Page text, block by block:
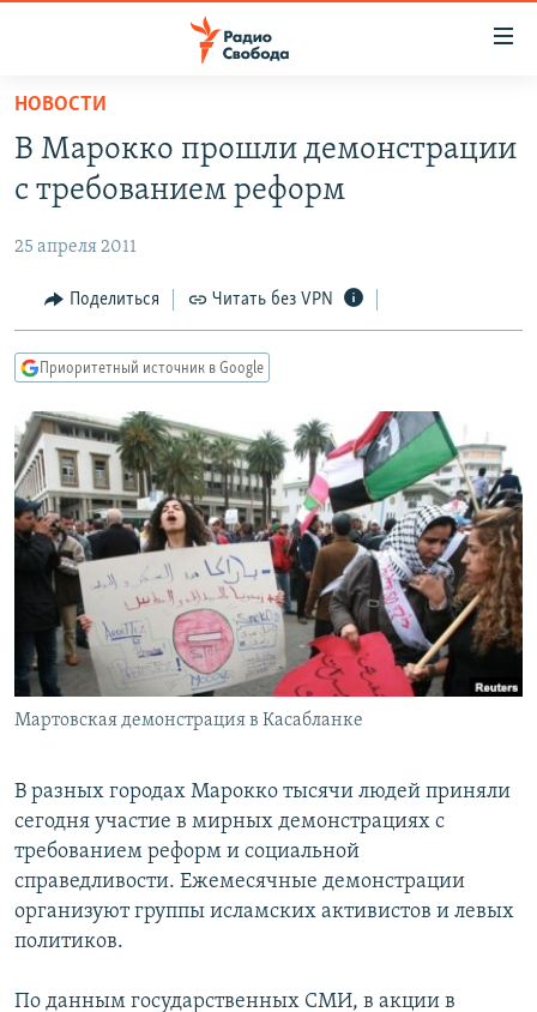
упрощенного
доступа
Вернуться
основному
Вернутся
главной
навигации
Вернутся
поиску
ПОДКАСТЫ
АВТОРСКИЕ ПРОЕКТЫ
ЦИТАТЫ СВОБОДЫ
МНЕНИЯ
IDEL.РЕАЛИИ
КАВКАЗ.РЕАЛИИ
СЕВЕР.РЕАЛИИ
СИБИРЬ.РЕАЛИИ
РАСПИСАНИЕ ВЕЩАНИЯ
ПОДПИШИТЕСЬ НА РАССЫЛКУ
СОЦИАЛЬНЫЕ СЕТИ
Все сайты РСЕ/РС
НОВОСТИ
В Марокко прошли демонстрации
с требованием реформ
25 апреля 2011
Поделиться Читать без VPN
Приоритетный источник в Google
Мартовская демонстрация в Касабланке
В разных городах Марокко тысячи людей приняли
сегодня участие в мирных демонстрациях с
требованием реформ и социальной
справедливости. Ежемесячные демонстрации
организуют группы исламских активистов и левых
политиков.
По данным государственных СМИ, в акции в